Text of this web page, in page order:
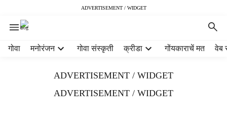
ADVERTISEMENT / WIDGET
गोवा मनोरंजन गोवा संस्कृती क्रीडा गोंयकाराचें मत वेब
ADVERTISEMENT / WIDGET
ADVERTISEMENT / WIDGET